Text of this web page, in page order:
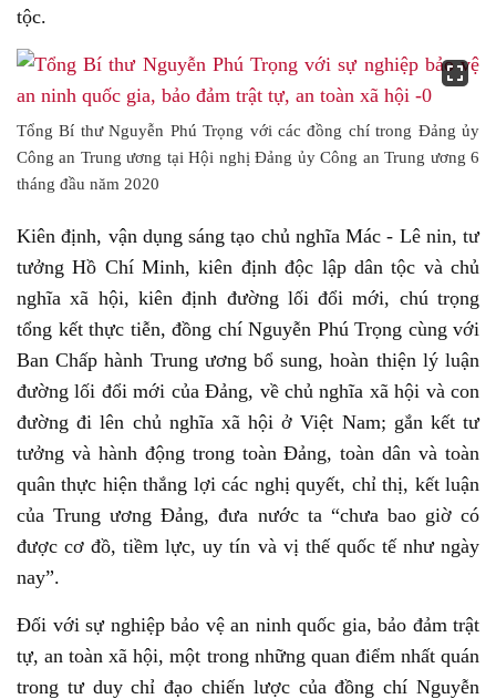
tộc.
Tổng Bí thư Nguyễn Phú Trọng với các đồng chí trong Đảng ủy
Công an Trung ương tại Hội nghị Đảng ủy Công an Trung ương 6
tháng đầu năm 2020
Kiên định, vận dụng sáng tạo chủ nghĩa Mác - Lê nin, tư
tưởng Hồ Chí Minh, kiên định độc lập dân tộc và chủ
nghĩa xã hội, kiên định đường lối đổi mới, chú trọng
tổng kết thực tiễn, đồng chí Nguyễn Phú Trọng cùng với
Ban Chấp hành Trung ương bổ sung, hoàn thiện lý luận
đường lối đổi mới của Đảng, về chủ nghĩa xã hội và con
đường đi lên chủ nghĩa xã hội ở Việt Nam; gắn kết tư
tưởng và hành động trong toàn Đảng, toàn dân và toàn
quân thực hiện thắng lợi các nghị quyết, chỉ thị, kết luận
của Trung ương Đảng, đưa nước ta “chưa bao giờ có
được cơ đồ, tiềm lực, uy tín và vị thế quốc tế như ngày
nay”.
Đối với sự nghiệp bảo vệ an ninh quốc gia, bảo đảm trật
tự, an toàn xã hội, một trong những quan điểm nhất quán
trong tư duy chỉ đạo chiến lược của đồng chí Nguyễn